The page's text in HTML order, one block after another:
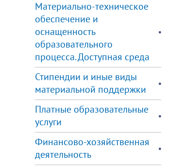
Материально-техническое
обеспечение и
оснащенность
образовательного
процесса. Доступная среда
Стипендии и иные виды
материальной поддержки
Платные образовательные
услуги
Финансово-хозяйственная
деятельность